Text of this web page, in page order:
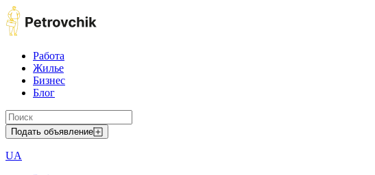
Работа
Жилье
Бизнес
Блог
Подать объявление
UA